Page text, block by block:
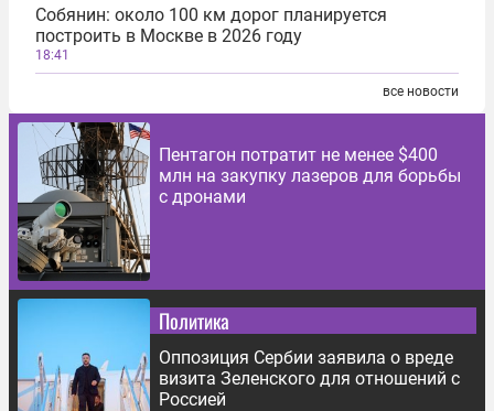
Собянин: около 100 км дорог планируется
построить в Москве в 2026 году
18:41
все новости
Пентагон потратит не менее $400
млн на закупку лазеров для борьбы
с дронами
Политика
Оппозиция Сербии заявила о вреде
визита Зеленского для отношений с
Россией